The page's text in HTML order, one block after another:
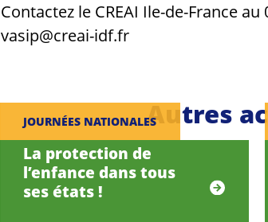
Contactez le CREAI Ile-de-France
vasip@creai-idf.fr
Autres
JOURNÉES NATIONALES
La protection de
l’enfance dans tous
ses états !